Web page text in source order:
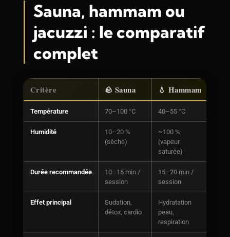
Sauna, hammam ou
jacuzzi : le comparatif
complet
Critère 🪨 Sauna 💧 Hammam
Température 70–100 °C 40–55 °C
Humidité
10–20 %
(sèche)
~100 %
(vapeur
saturée)
Durée recommandée
10–15 min /
session
15–20 min /
session
Effet principal
Sudation,
détox, cardio
Hydratation
peau,
respiration